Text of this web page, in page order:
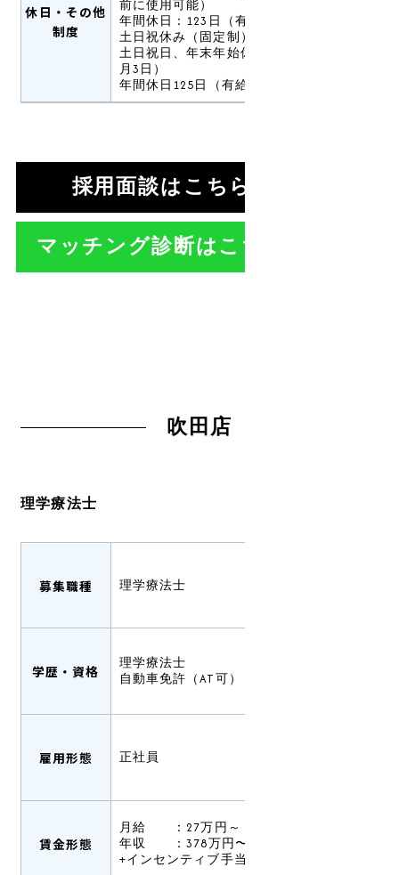
休日・その他
制度
前に使用可能）
年間休日：123日（有給休暇は別途支給）
土日祝休み（固定制）
土日祝日、年末年始休暇（12月30日～1
月3日）
年間休日125日（有給休暇は別途支給）
採用面談はこちら >
マッチング診断はこちら >
吹田店
理学療法士
募集職種 理学療法士
学歴・資格
理学療法士
自動車免許（AT可）
雇用形態 正社員
賃金形態
月給 ：27万円～
年収 ：378万円〜（賞与込み）
+インセンティブ手当有あり